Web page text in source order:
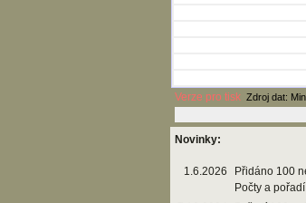
Verze pro tisk Zdroj dat:
Novinky:
1.6.2026
Přidáno 100
Počty a